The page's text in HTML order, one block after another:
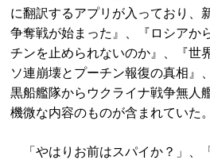
に翻訳するアプリが入っており、
争奪戦が始まった』、『ロシアか
チンを止められないのか』、『世
ソ連崩壊とプーチン報復の真相』
黒船艦隊からウクライナ戦争無人
機微な内容のものが含まれていた。
「やはりお前はスパイか？」、